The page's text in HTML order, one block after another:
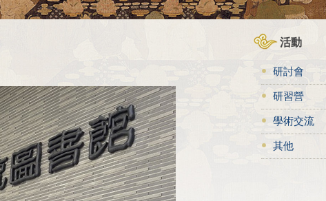
活動
研討會
研習營
學術交流
其他